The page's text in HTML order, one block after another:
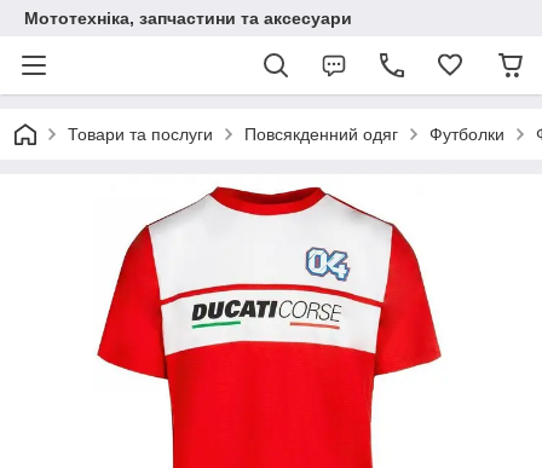
Мототехніка, запчастини та аксесуари
Товари та послуги Повсякденний одяг Футболки